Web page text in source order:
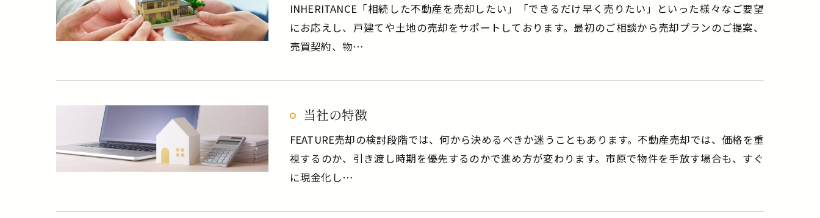
INHERITANCE「相続した不動産を売却したい」「できるだけ早く売りたい」といった様々なご要望
にお応えし、戸建てや土地の売却をサポートしております。最初のご相談から売却プランのご提案、
売買契約、物…
当社の特徴
FEATURE売却の検討段階では、何から決めるべきか迷うこともあります。不動産売却では、価格を重
視するのか、引き渡し時期を優先するのかで進め方が変わります。市原で物件を手放す場合も、すぐ
に現金化し…